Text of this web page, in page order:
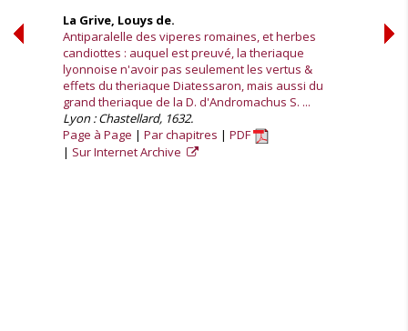
La Grive, Louys de.
Antiparalelle des viperes romaines, et herbes
candiottes : auquel est preuvé, la theriaque
lyonnoise n'avoir pas seulement les vertus &
effets du theriaque Diatessaron, mais aussi du
grand theriaque de la D. d'Andromachus S. ...
Lyon : Chastellard, 1632.
Page à Page
Par chapitres
PDF
Sur Internet Archive